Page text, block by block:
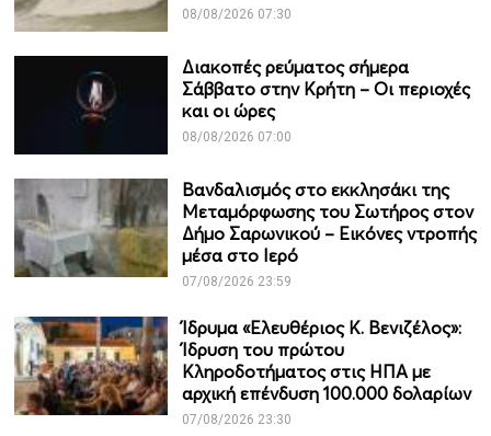
08/08/2026 07:30
Διακοπές ρεύματος σήμερα
Σάββατο στην Κρήτη – Οι περιοχές
και οι ώρες
08/08/2026 07:00
Βανδαλισμός στο εκκλησάκι της
Μεταμόρφωσης του Σωτήρος στον
Δήμο Σαρωνικού – Εικόνες ντροπής
μέσα στο Ιερό
07/08/2026 23:59
Ίδρυμα «Ελευθέριος Κ. Βενιζέλος»:
Ίδρυση του πρώτου
Κληροδοτήματος στις ΗΠΑ με
αρχική επένδυση 100.000 δολαρίων
07/08/2026 23:30